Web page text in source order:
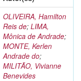
OLIVEIRA, Hamilton
Reis de; LIMA,
Mônica de Andrade;
MONTE, Kerlen
Andrade do;
MILITÃO, Vivianne
Benevides